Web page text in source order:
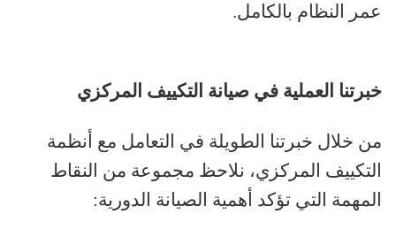
عمر النظام بالكامل.
خبرتنا العملية في صيانة التكييف المركزي
من خلال خبرتنا الطويلة في التعامل مع أنظمة
التكييف المركزي، نلاحظ مجموعة من النقاط
المهمة التي تؤكد أهمية الصيانة الدورية: